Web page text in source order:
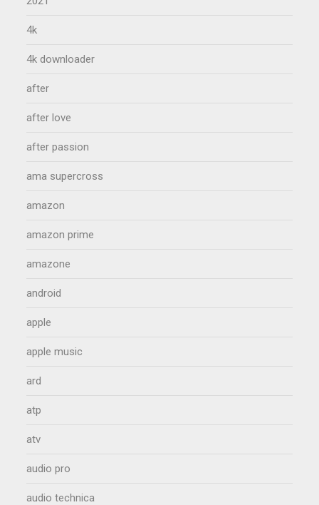
4k
4k downloader
after
after love
after passion
ama supercross
amazon
amazon prime
amazone
android
apple
apple music
ard
atp
atv
audio pro
audio technica